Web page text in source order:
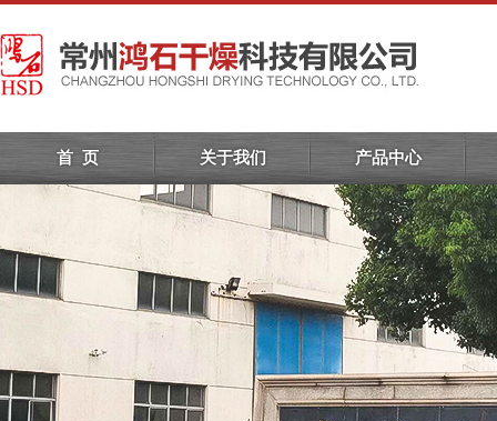
首 页 关于我们 产品中心